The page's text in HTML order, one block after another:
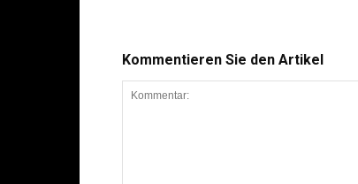
Kommentieren Sie den Artikel